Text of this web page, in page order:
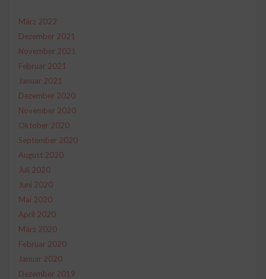
März 2022
Dezember 2021
November 2021
Februar 2021
Januar 2021
Dezember 2020
November 2020
Oktober 2020
September 2020
August 2020
Juli 2020
Juni 2020
Mai 2020
April 2020
März 2020
Februar 2020
Januar 2020
Dezember 2019